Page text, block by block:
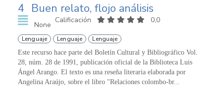
4 Buen relato, flojo análisis
None
Calificación 0,0
Lenguaje Lenguaje Lenguaje
Este recurso hace parte del Boletín Cultural y Bibliográfico Vol.
28, núm. 28 de 1991, publicación oficial de la Biblioteca Luis
Ángel Arango. El texto es una reseña literaria elaborada por
Angelina Araújo, sobre el libro "Relaciones colombo-br...